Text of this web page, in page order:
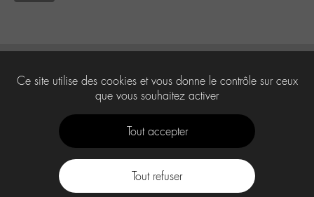
Ce site utilise des cookies et vous donne le contrôle sur ceux
que vous souhaitez activer
Tout accepter
Tout refuser